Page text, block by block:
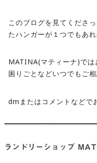
このブログを見てくださ
たハンガーが１つでもあ
MATINA(マティーナ)では
困りごとなどいつでもご
dmまたはコメントなどで
ランドリーショップ